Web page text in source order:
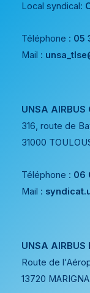
Local syndical:
Téléphone : 05
Mail :
UNSA AIRBUS
316, route de
31000
Téléphone : 06
Mail :
UNSA AIRBUS
Route de
13720